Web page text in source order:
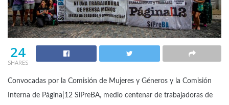
24
SHARES
Convocadas por la Comisión de Mujeres y Géneros y la Comisión
Interna de Página|12 SiPreBA, medio centenar de trabajadoras de